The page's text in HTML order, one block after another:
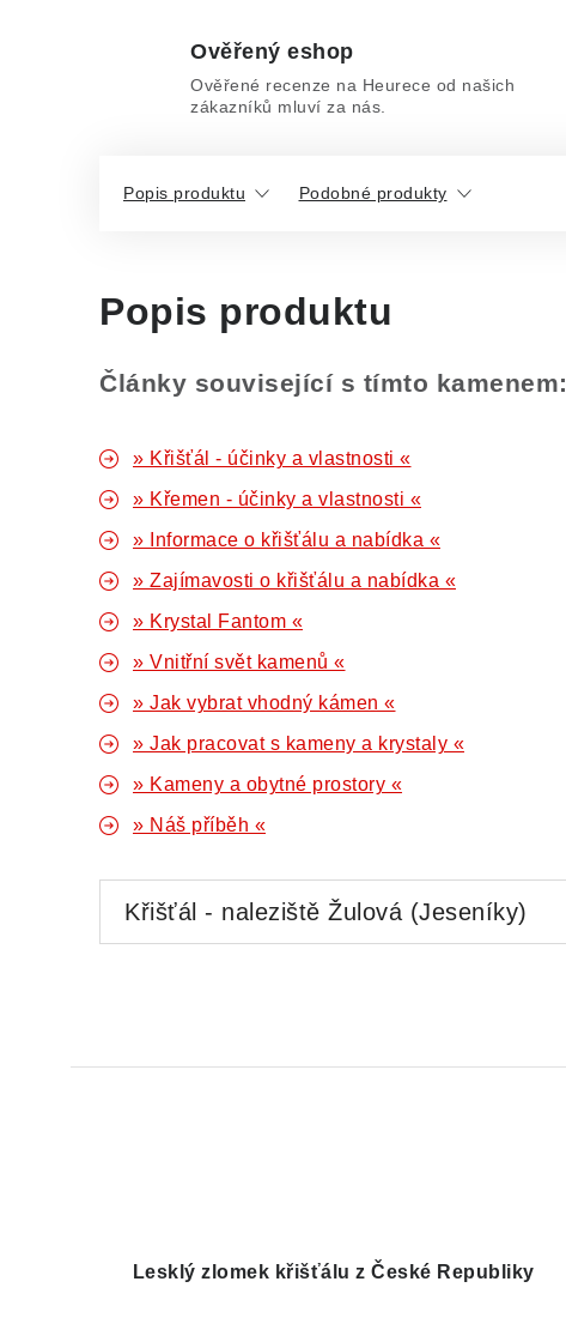
Ověřený eshop
Ověřené recenze na Heurece od našich
zákazníků mluví za nás.
Popis produktu Podobné produkty
Popis produktu
Články související s tímto kamenem:
» Křišťál - účinky a vlastnosti «
» Křemen - účinky a vlastnosti «
» Informace o křišťálu a nabídka «
» Zajímavosti o křišťálu a nabídka «
» Krystal Fantom «
» Vnitřní svět kamenů «
» Jak vybrat vhodný kámen «
» Jak pracovat s kameny a krystaly «
» Kameny a obytné prostory «
» Náš příběh «
Křišťál - naleziště Žulová (Jeseníky)
Lesklý zlomek křišťálu z České Republiky